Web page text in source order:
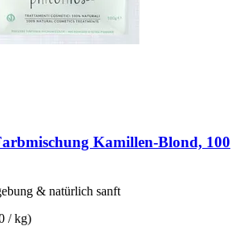
Kamillen-​Blond, 100
& natürlich sanft
/ kg)